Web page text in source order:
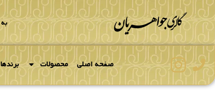
صفحه اصلی محصولات برندها